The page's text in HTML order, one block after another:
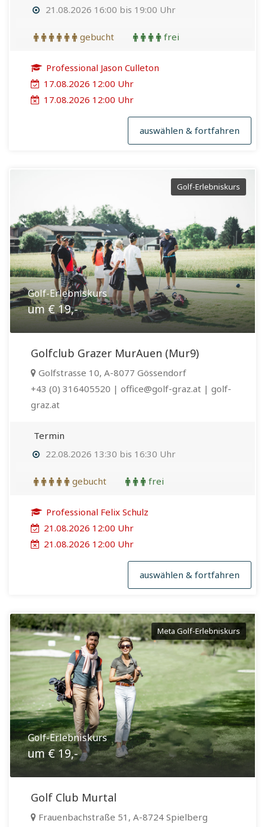
21.08.2026 16:00 bis 19:00 Uhr
gebucht frei
Professional Jason Culleton
17.08.2026 12:00 Uhr
17.08.2026 12:00 Uhr
auswählen & fortfahren
Golf-Erlebniskurs
Golf-Erlebniskurs
um € 19,-
Golfclub Grazer MurAuen (Mur9)
Golfstrasse 10, A-8077 Gössendorf
+43 (0) 316405520 | office@golf-graz.at | golf-
graz.at
Termin
22.08.2026 13:30 bis 16:30 Uhr
gebucht frei
Professional Felix Schulz
21.08.2026 12:00 Uhr
21.08.2026 12:00 Uhr
auswählen & fortfahren
Meta Golf-Erlebniskurs
Golf-Erlebniskurs
um € 19,-
Golf Club Murtal
Frauenbachstraße 51, A-8724 Spielberg